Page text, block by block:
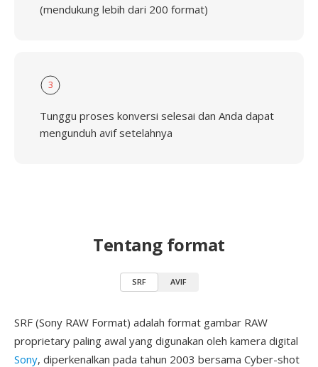
(mendukung lebih dari 200 format)
3
Tunggu proses konversi selesai dan Anda dapat
mengunduh avif setelahnya
Tentang format
SRF AVIF
SRF (Sony RAW Format) adalah format gambar RAW
proprietary paling awal yang digunakan oleh kamera digital
Sony, diperkenalkan pada tahun 2003 bersama Cyber-shot